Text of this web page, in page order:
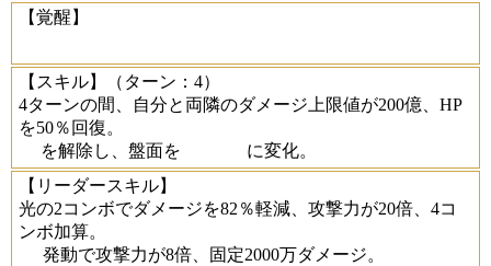
【覚醒】
【スキル】
（ターン：4）
4ターンの間、自分と両隣のダメージ上限値が200億、HP
を50％回復。
を解除し、盤面を
に変化。
【リーダースキル】
光の2コンボでダメージを82％軽減、攻撃力が20倍、4コ
ンボ加算。
発動で攻撃力が8倍、固定2000万ダメージ。